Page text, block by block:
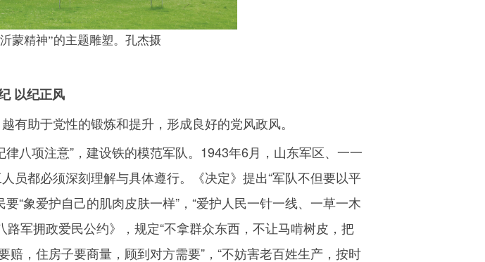
蒙精神”的主题雕塑。孔杰摄
以纪正风
有助于党性的锻炼和提升，形成良好的党风政风。
八项注意”，建设铁的模范军队。 1943年6月，山东军区、一一
员都必须深刻理解与具体遵行。《决定》提出“军队不但要以平
“象爱护自己的肌肉皮肤一样”，“爱护人民一针一线、一草一木
军拥政爱民公约》，规定“不拿群众东西，不让马啃树皮，把
，住房子要商量，顾到对方需要”，“不妨害老百姓生产，按时